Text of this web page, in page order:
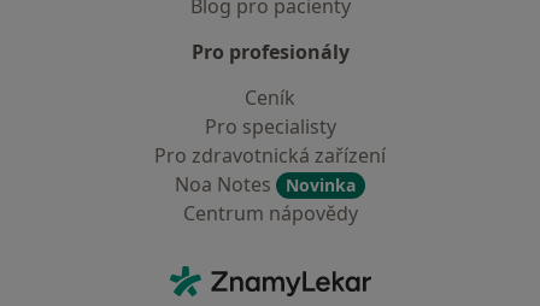
Blog pro pacienty
Pro profesionály
Ceník
Pro specialisty
Pro zdravotnická zařízení
Noa Notes
Novinka
Centrum nápovědy
ZnamyLekar - Hlavní stránka